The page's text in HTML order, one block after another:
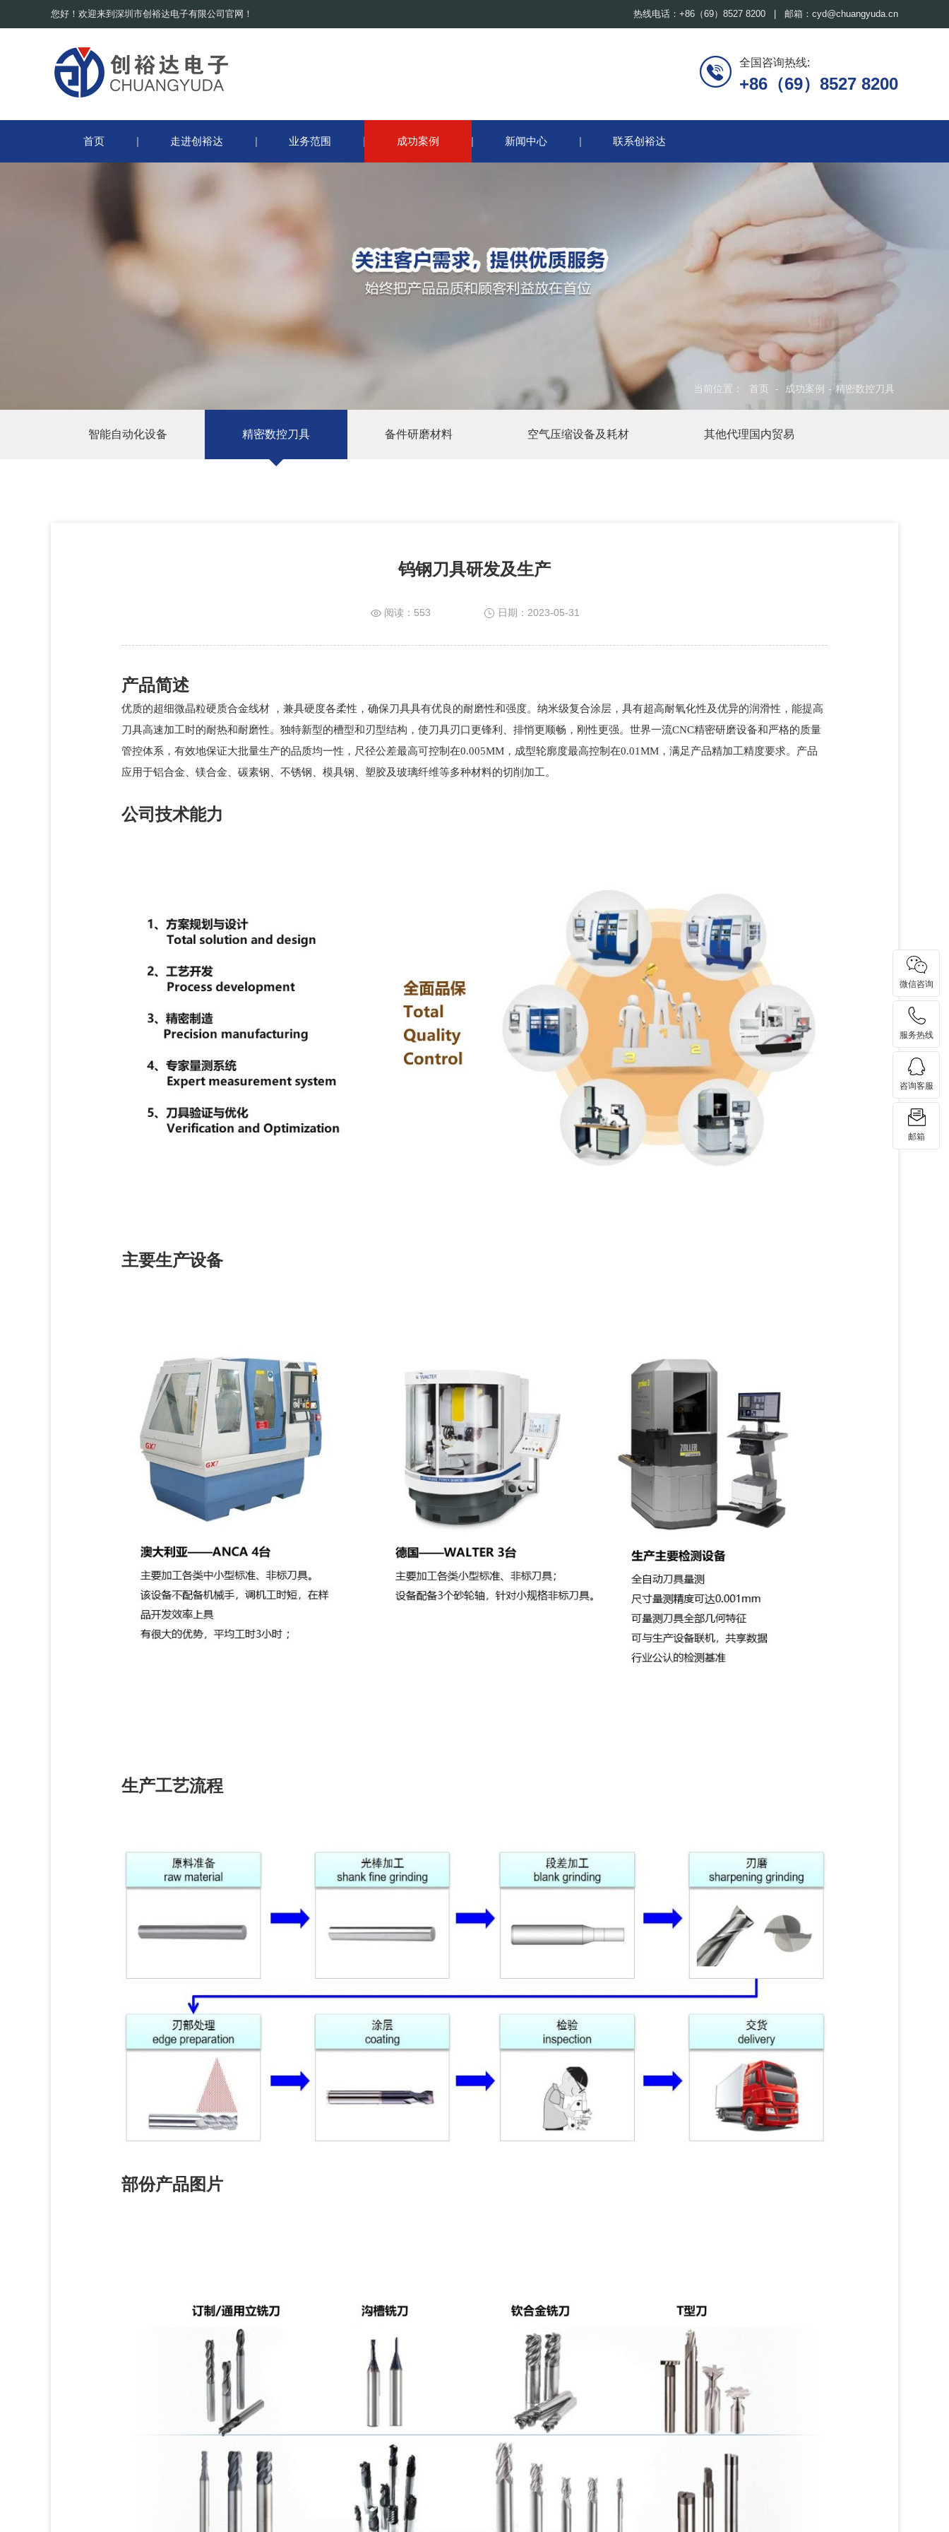
您好！欢迎来到深圳市创裕达电子有限公司官网！ 热线电话：+86（69）8527 8200 | 邮箱：cyd@chuangyuda.cn
全国咨询热线:
+86（69）8527 8200
首页 走进创裕达 业务范围 成功案例 新闻中心 联系创裕达
当前位置： 首页 - 成功案例 - 精密数控刀具
智能自动化设备 精密数控刀具 备件研磨材料 空气压缩设备及耗材 其他代理国内贸易
钨钢刀具研发及生产
阅读： 553 日期： 2023-05-31
产品简述
优质的超细微晶粒硬质合金线材 ，兼具硬度各柔性，确保刀具具有优良的耐磨性和强度。 纳米级复合涂层，具有超高耐氧化性及优异的润滑性，能提高
刀具高速加工时的耐热和耐磨性。 独特新型的槽型和刃型结构，使刀具刃口更锋利、排悄更顺畅，刚性更强。 世界一流CNC精密研磨设备和严格的质量
管控体系，有效地保证大批量生产的品质均一性，尺径公差最高可控制在0.005MM，成型轮廓度最高控制在0.01MM，满足产品精加工精度要求。 产品
应用于铝合金、镁合金、碳素钢、不锈钢、模具钢、塑胶及玻璃纤维等多种材料的切削加工。
公司技术能力
主要生产设备
生产工艺流程
部份产品图片
微信咨询
服务热线
咨询客服
邮箱